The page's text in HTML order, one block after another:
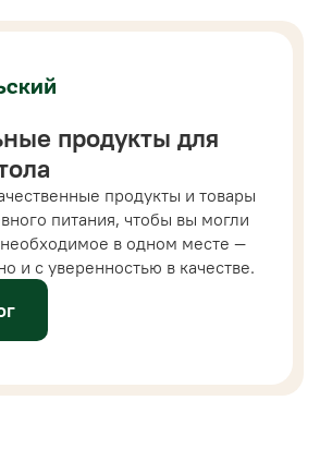
продукты для
продукты и товары
питания, чтобы вы могли
необходимое в одном месте —
и с уверенностью в качестве.